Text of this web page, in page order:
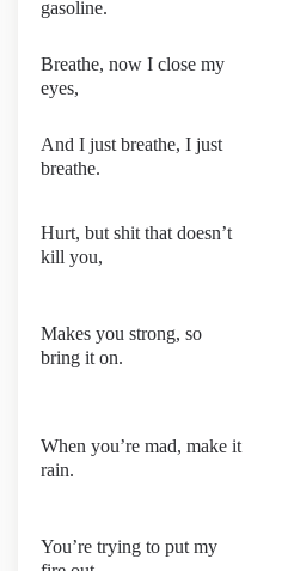
gasoline.
Breathe, now I close my
eyes,
And I just breathe, I just
breathe.
Hurt, but shit that doesn’t
kill you,
Makes you strong, so
bring it on.
When you’re mad, make it
rain.
You’re trying to put my